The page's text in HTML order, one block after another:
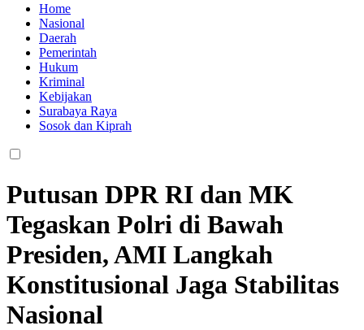
Home
Nasional
Daerah
Pemerintah
Hukum
Kriminal
Kebijakan
Surabaya Raya
Sosok dan Kiprah
Putusan DPR RI dan MK
Tegaskan Polri di Bawah
Presiden, AMI Langkah
Konstitusional Jaga Stabilitas
Nasional